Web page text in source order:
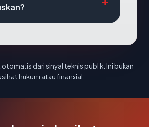
dari sinyal teknis publik. Ini bukan
hukum atau finansial.